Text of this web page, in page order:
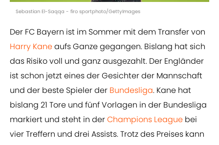
Sebastian El-Saqqa - firo sportphoto/GettyImages
Der FC Bayern ist im Sommer mit dem Transfer von
Harry Kaneaufs Ganze gegangen. Bislang hat sich
das Risiko voll und ganz ausgezahlt. Der Engländer
ist schon jetzt eines der Gesichter der Mannschaft
und der beste Spieler der Bundesliga. Kane hat
bislang 21 Tore und fünf Vorlagen in der Bundesliga
markiert und steht in derChampions League bei
vier Treffern und drei Assists. Trotz des Preises kann